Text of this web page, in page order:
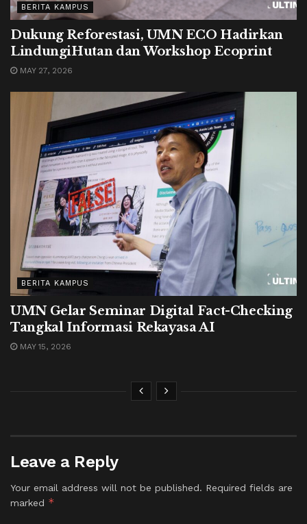
BERITA KAMPUS
Dukung Reforestasi, UMN ECO Hadirkan
LindungiHutan dan Workshop Ecoprint
MAY 27, 2026
BERITA KAMPUS
UMN Gelar Seminar Digital Fact-Checking
Tangkal Informasi Rekayasa AI
MAY 15, 2026
Leave a Reply
Your email address will not be published. Required fields are
marked *